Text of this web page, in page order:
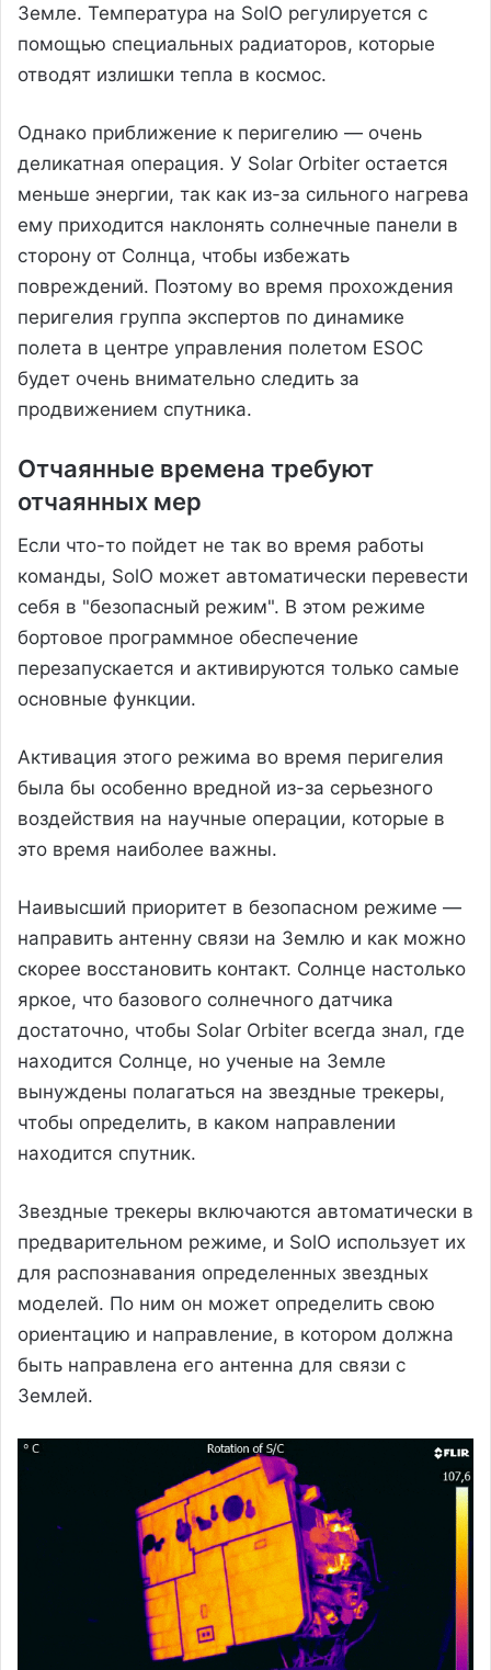
Земле. Температура на SolO регулируется с
помощью специальных радиаторов, которые
отводят излишки тепла в космос.
Однако приближение к перигелию — очень
деликатная операция. У Solar Orbiter остается
меньше энергии, так как из-за сильного нагрева
ему приходится наклонять солнечные панели в
сторону от Солнца, чтобы избежать
повреждений. Поэтому во время прохождения
перигелия группа экспертов по динамике
полета в центре управления полетом ESOC
будет очень внимательно следить за
продвижением спутника.
Отчаянные времена требуют
отчаянных мер
Если что-то пойдет не так во время работы
команды, SolO может автоматически перевести
себя в "безопасный режим". В этом режиме
бортовое программное обеспечение
перезапускается и активируются только самые
основные функции.
Активация этого режима во время перигелия
была бы особенно вредной из-за серьезного
воздействия на научные операции, которые в
это время наиболее важны.
Наивысший приоритет в безопасном режиме —
направить антенну связи на Землю и как можно
скорее восстановить контакт. Солнце настолько
яркое, что базового солнечного датчика
достаточно, чтобы Solar Orbiter всегда знал, где
находится Солнце, но ученые на Земле
вынуждены полагаться на звездные трекеры,
чтобы определить, в каком направлении
находится спутник.
Звездные трекеры включаются автоматически в
предварительном режиме, и SolO использует их
для распознавания определенных звездных
моделей. По ним он может определить свою
ориентацию и направление, в котором должна
быть направлена его антенна для связи с
Землей.